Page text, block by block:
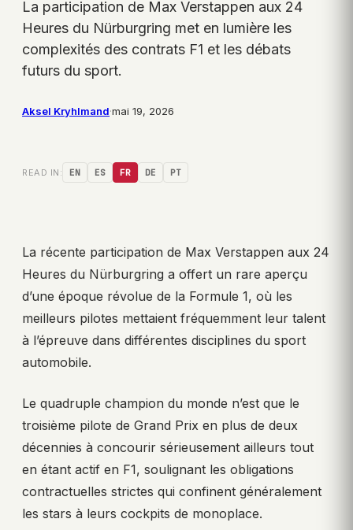
La participation de Max Verstappen aux 24
Heures du Nürburgring met en lumière les
complexités des contrats F1 et les débats
futurs du sport.
Aksel Kryhlmand·mai 19, 2026
READ IN: EN ES FR DE PT
La récente participation de Max Verstappen aux 24
Heures du Nürburgring a offert un rare aperçu
d’une époque révolue de la Formule 1, où les
meilleurs pilotes mettaient fréquemment leur talent
à l’épreuve dans différentes disciplines du sport
automobile.
Le quadruple champion du monde n’est que le
troisième pilote de Grand Prix en plus de deux
décennies à concourir sérieusement ailleurs tout
en étant actif en F1, soulignant les obligations
contractuelles strictes qui confinent généralement
les stars à leurs cockpits de monoplace.